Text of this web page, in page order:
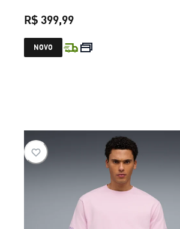
R$ 399,99
preço atual R$ 399,99
NOVO